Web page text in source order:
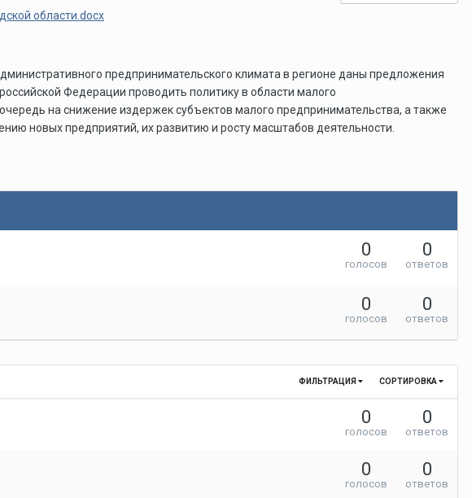
области.docx
предпринимательского климата в регионе даны предложения
Федерации проводить политику в области малого
на снижение издержек субъектов малого предпринимательства, а также
новых предприятий, их развитию и росту масштабов деятельности.
0
голосов
0
ответов
0
голосов
0
ответов
СОРТИРОВКА
ФИЛЬТРАЦИЯ
0
голосов
0
ответов
0
голосов
0
ответов